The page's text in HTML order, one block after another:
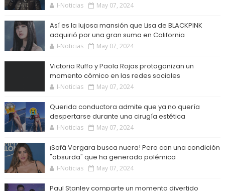
I-Noticias May 07, 2024
Así es la lujosa mansión que Lisa de BLACKPINK
adquirió por una gran suma en California
I-Noticias May 07, 2024
Victoria Ruffo y Paola Rojas protagonizan un
momento cómico en las redes sociales
I-Noticias May 07, 2024
Querida conductora admite que ya no quería
despertarse durante una cirugía estética
I-Noticias May 07, 2024
¡Sofá Vergara busca nuera! Pero con una condición
"absurda" que ha generado polémica
I-Noticias May 07, 2024
Paul Stanley comparte un momento divertido